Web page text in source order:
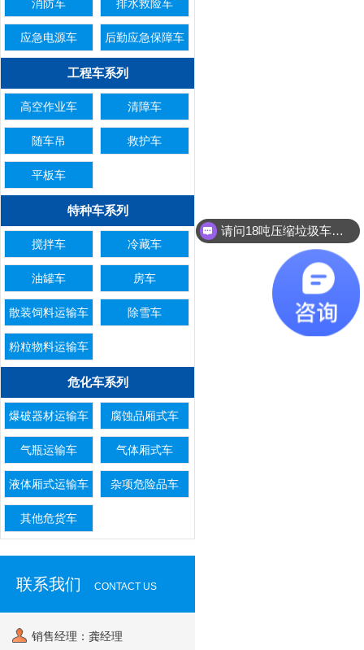
消防车 排水救险车
应急电源车 后勤应急保障车
工程车系列
高空作业车 清障车
随车吊 救护车
平板车
特种车系列
搅拌车 冷藏车
油罐车 房车
散装饲料运输车 除雪车
粉粒物料运输车
危化车系列
爆破器材运输车 腐蚀品厢式车
气瓶运输车 气体厢式车
液体厢式运输车 杂项危险品车
其他危货车
联系我们 CONTACT US
销售经理：龚经理
请问18吨压缩垃圾车有现车吗